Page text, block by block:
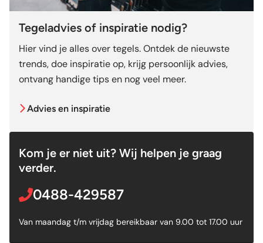
Tegeladvies of inspiratie nodig?
Hier vind je alles over tegels. Ontdek de nieuwste
trends, doe inspiratie op, krijg persoonlijk advies,
ontvang handige tips en nog veel meer.
Advies en inspiratie
Kom je er niet uit? Wij helpen je graag
verder.
0488-429587
Van maandag t/m vrijdag bereikbaar van 9.00 tot 17.00 uur